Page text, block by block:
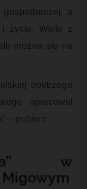
gospodarczej, a
i życiu. Wielu z
można się na
dostrzega
opracował
– pobierz
w